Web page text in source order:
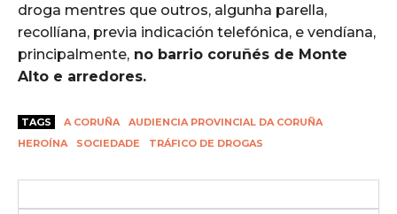
droga mentres que outros, algunha parella,
recollíana, previa indicación telefónica, e vendíana,
principalmente, no barrio coruñés de Monte
Alto e arredores.
TAGS A CORUÑA
AUDIENCIA PROVINCIAL DA CORUÑA
HEROÍNA
SOCIEDADE TRÁFICO DE DROGAS